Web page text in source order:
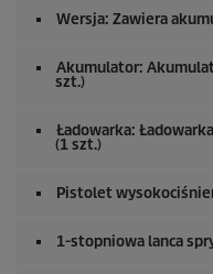
Wersja: Zawiera
Akumulator:
szt.)
Ładowarka:
(1 szt.)
Pistolet
1-stopniowa lanca